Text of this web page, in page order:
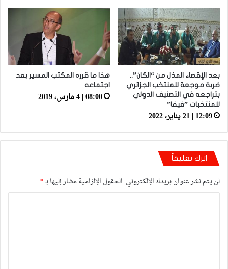
بعد الإقصاء المذل من “الكان”..
ضربة موجعة للمنتخب الجزائري
بتراجعه في التصنيف الدولي
للمنتخبات ”فيفا”
12:09 | 21 يناير، 2022
هذا ما قرره المكتب المسير بعد
اجتماعه
08:00 | 4 مارس، 2019
اترك تعليقاً
لن يتم نشر عنوان بريدك الإلكتروني. الحقول الإلزامية مشار إليها بـ*